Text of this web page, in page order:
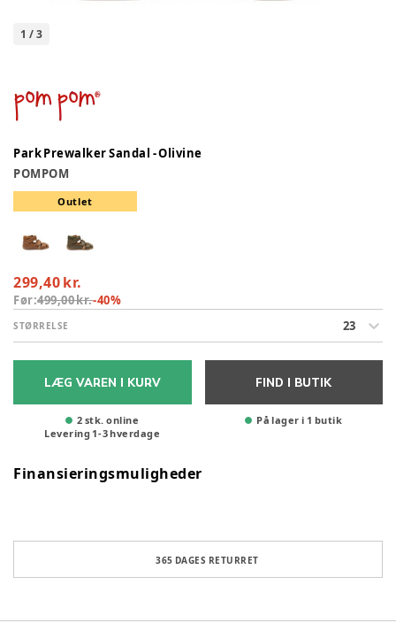
1 /3
Park Prewalker Sandal - Olivine
POMPOM
Outlet
299,40 kr.
Før:499,00 kr.-40%
STØRRELSE 23
LÆG VAREN I KURV
2 stk. online
Levering 1-3hverdage
FIND I BUTIK
På lager i 1 butik
Finansieringsmuligheder
365 DAGES RETURRET